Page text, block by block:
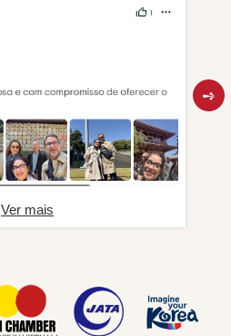
Ver mais